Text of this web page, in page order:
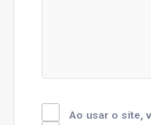
Ao usar o site,